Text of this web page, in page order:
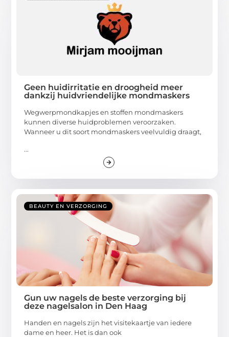
Geen huidirritatie en droogheid meer
dankzij huidvriendelijke mondmaskers
Wegwerpmondkapjes en stoffen mondmaskers
kunnen diverse huidproblemen veroorzaken.
Wanneer u dit soort mondmaskers veelvuldig draagt,
...
BEAUTY EN VERZORGING
Gun uw nagels de beste verzorging bij
deze nagelsalon in Den Haag
Handen en nagels zijn het visitekaartje van iedere
dame en heer. Het is dan ook